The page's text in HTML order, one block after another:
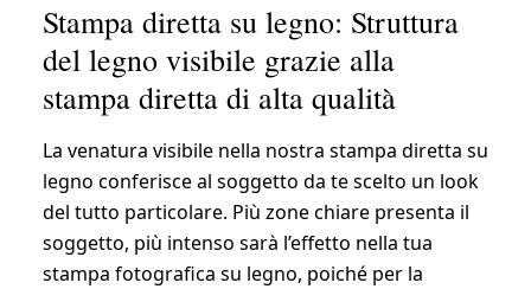
Stampa diretta su legno: Struttura
del legno visibile grazie alla
stampa diretta di alta qualità
La venatura visibile nella nostra stampa diretta su
legno conferisce al soggetto da te scelto un look
del tutto particolare. Più zone chiare presenta il
soggetto, più intenso sarà l’effetto nella tua
stampa fotografica su legno, poiché per la